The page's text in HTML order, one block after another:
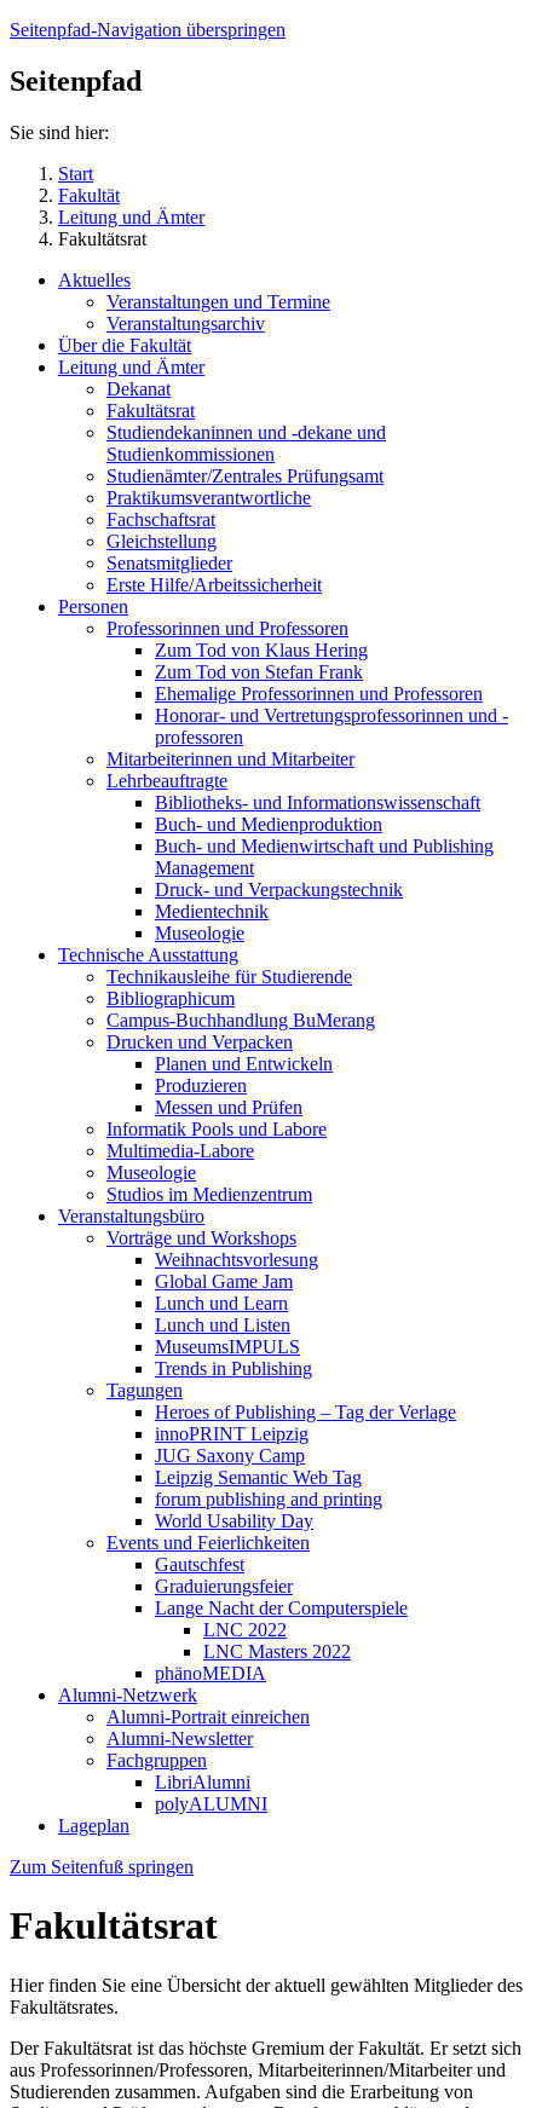
Seitenpfad-Navigation überspringen
Seitenpfad
Sie sind hier:
Start
Fakultät
Leitung und Ämter
Fakultätsrat
Aktuelles
Veranstaltungen und Termine
Veranstaltungsarchiv
Über die Fakultät
Leitung und Ämter
Dekanat
Fakultätsrat
Studiendekaninnen und -dekane und
Studienkommissionen
Studienämter/Zentrales Prüfungsamt
Praktikumsverantwortliche
Fachschaftsrat
Gleichstellung
Senatsmitglieder
Erste Hilfe/Arbeitssicherheit
Personen
Professorinnen und Professoren
Zum Tod von Klaus Hering
Zum Tod von Stefan Frank
Ehemalige Professorinnen und Professoren
Honorar- und Vertretungsprofessorinnen und -
professoren
Mitarbeiterinnen und Mitarbeiter
Lehrbeauftragte
Bibliotheks- und Informationswissenschaft
Buch- und Medienproduktion
Buch- und Medienwirtschaft und Publishing
Management
Druck- und Verpackungstechnik
Medientechnik
Museologie
Technische Ausstattung
Technikausleihe für Studierende
Bibliographicum
Campus-Buchhandlung BuMerang
Drucken und Verpacken
Planen und Entwickeln
Produzieren
Messen und Prüfen
Informatik Pools und Labore
Multimedia-Labore
Museologie
Studios im Medienzentrum
Veranstaltungsbüro
Vorträge und Workshops
Weihnachtsvorlesung
Global Game Jam
Lunch und Learn
Lunch und Listen
MuseumsIMPULS
Trends in Publishing
Tagungen
Heroes of Publishing – Tag der Verlage
innoPRINT Leipzig
JUG Saxony Camp
Leipzig Semantic Web Tag
forum publishing and printing
World Usability Day
Events und Feierlichkeiten
Gautschfest
Graduierungsfeier
Lange Nacht der Computerspiele
LNC 2022
LNC Masters 2022
phänoMEDIA
Alumni-Netzwerk
Alumni-Portrait einreichen
Alumni-Newsletter
Fachgruppen
LibriAlumni
polyALUMNI
Lageplan
Zum Seitenfuß springen
Fakultätsrat
Hier finden Sie eine Übersicht der aktuell gewählten Mitglieder des
Fakultätsrates.
Der Fakultätsrat ist das höchste Gremium der Fakultät. Er setzt sich
aus Professorinnen/Professoren, Mitarbeiterinnen/Mitarbeiter und
Studierenden zusammen. Aufgaben sind die Erarbeitung von